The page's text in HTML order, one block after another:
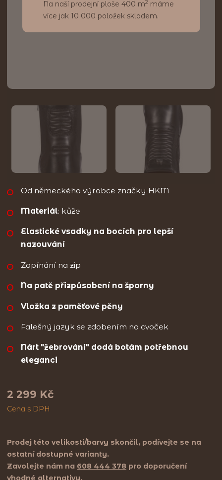
Na naší prodejní ploše 400 m2 máme
více jak 10 000 položek skladem.
Od německého výrobce značky HKM
Materiál: kůže
Elastické vsadky na bocích pro lepší
nazouvání
Zapínání na zip
Na patě přizpůsobení na šporny
Vložka z paměťové pěny
Falešný jazyk se zdobením na cvoček
Nárt "žebrování" dodá botám potřebnou
eleganci
2 299 Kč
Cena s DPH
Prodej této velikosti/barvy skončil, podívejte se na
ostatní dostupné varianty.
Zavolejte nám na 608 444 378 pro doporučení
vhodné alternativy.